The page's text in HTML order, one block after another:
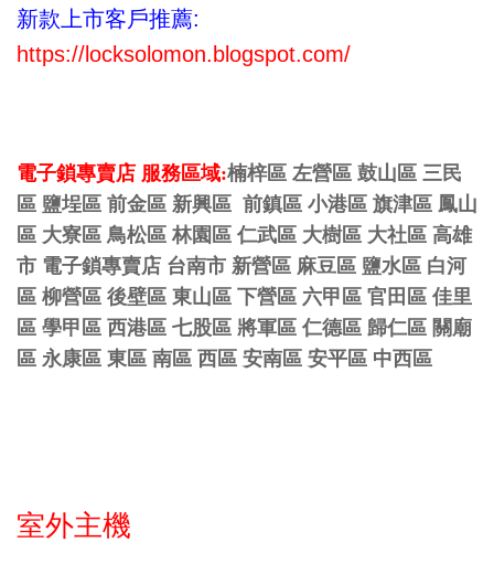
新款上市客戶推薦:
https://locksolomon.blogspot.com/
電子鎖專賣店 服務區域:楠梓區 左營區 鼓山區 三民
區 鹽埕區 前金區 新興區 前鎮區 小港區 旗津區 鳳山
區 大寮區 鳥松區 林園區 仁武區 大樹區 大社區 高雄
市 電子鎖專賣店 台南市 新營區 麻豆區 鹽水區 白河
區 柳營區 後壁區 東山區 下營區 六甲區 官田區 佳里
區 學甲區 西港區 七股區 將軍區 仁德區 歸仁區 關廟
區 永康區 東區 南區 西區 安南區 安平區 中西區
室外主機